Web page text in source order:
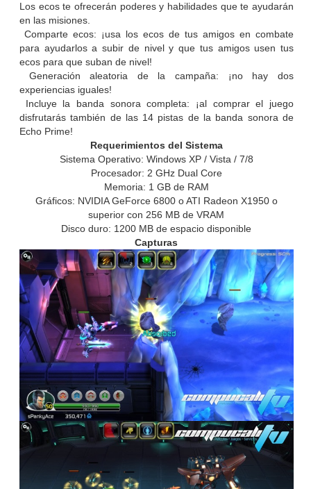
Los ecos te ofrecerán poderes y habilidades que te ayudarán
en las misiones.
Comparte ecos: ¡usa los ecos de tus amigos en combate
para ayudarlos a subir de nivel y que tus amigos usen tus
ecos para que suban de nivel!
Generación aleatoria de la campaña: ¡no hay dos
experiencias iguales!
Incluye la banda sonora completa: ¡al comprar el juego
disfrutarás también de las 14 pistas de la banda sonora de
Echo Prime!
Requerimientos del Sistema
Sistema Operativo: Windows XP / Vista / 7/8
Procesador: 2 GHz Dual Core
Memoria: 1 GB de RAM
Gráficos: NVIDIA GeForce 6800 o ATI Radeon X1950 o
superior con 256 MB de VRAM
Disco duro: 1200 MB de espacio disponible
Capturas